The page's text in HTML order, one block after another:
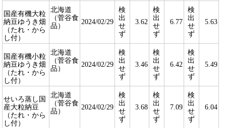
国産有機大粒
納豆ゆうき畑
（たれ・から
し付）
北海道
（菅谷食
品）
2024/02/29
検
出
せ
ず
3.62
検
出
せ
ず
6.77
検
出
せ
ず
5.63
国産有機小粒
納豆ゆうき畑
（たれ・から
し付）
北海道
（菅谷食
品）
2024/02/29
検
出
せ
ず
3.46
検
出
せ
ず
6.42
検
出
せ
ず
5.49
せいろ蒸し国
産大粒納豆
（たれ・から
し付）
北海道
（菅谷食
品）
2024/02/29
検
出
せ
ず
3.68
検
出
せ
ず
7.09
検
出
せ
ず
6.04